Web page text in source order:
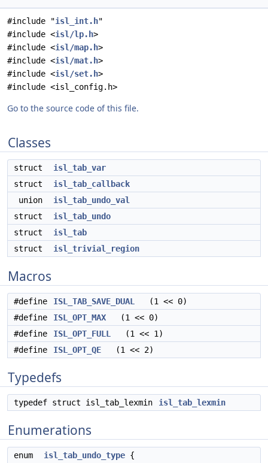
#include "isl_int.h"
#include <isl/lp.h>
#include <isl/map.h>
#include <isl/mat.h>
#include <isl/set.h>
#include <isl_config.h>
Go to the source code of this file.
Classes
struct
isl_tab_var
struct
isl_tab_callback
union
isl_tab_undo_val
struct
isl_tab_undo
struct
isl_tab
struct
isl_trivial_region
Macros
#define ISL_TAB_SAVE_DUAL
(1 << 0)
#define
ISL_OPT_MAX (1 << 0)
#define
ISL_OPT_FULL
(1 << 1)
#define
ISL_OPT_QE (1 << 2)
Typedefs
typedef struct isl_tab_lexmin isl_tab_lexmin
Enumerations
enum isl_tab_undo_type {